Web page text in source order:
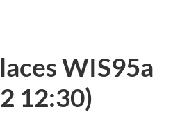
WIS95a
12:30)